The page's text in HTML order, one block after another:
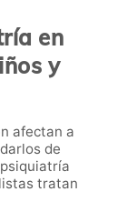
en
y
afectan a
de
tratan